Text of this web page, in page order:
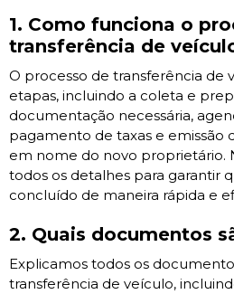
1. Como funciona o
transferência de
O processo de transferência de
etapas, incluindo a coleta e
documentação necessária,
pagamento de taxas e emissão
em nome do novo proprietário.
todos os detalhes para garantir
concluído de maneira rápida e
2. Quais documentos
Explicamos todos os
transferência de veículo,